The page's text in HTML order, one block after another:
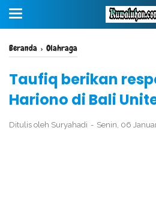
Beranda › Olahraga
Taufiq berikan
Hariono di Bali
Ditulis oleh Suryahadi Senin, 06